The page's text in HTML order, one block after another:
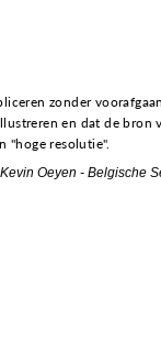
zonder
en dat de bron
"hoge resolutie".
Oeyen - Belgische